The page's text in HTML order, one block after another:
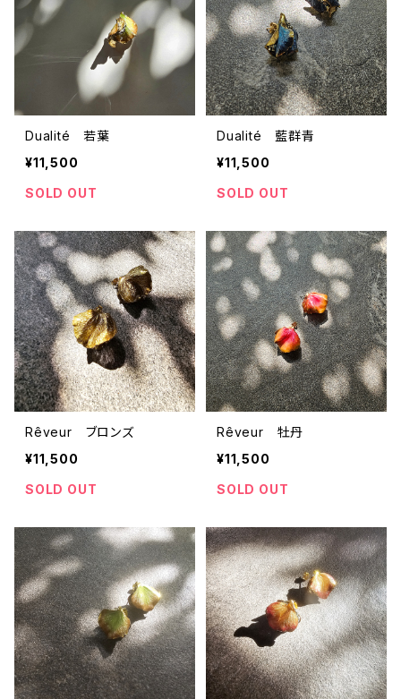
Dualité 若葉
¥11,500
SOLD OUT
Dualité 藍群青
¥11,500
SOLD OUT
Rêveur ブロンズ
¥11,500
SOLD OUT
Rêveur 牡丹
¥11,500
SOLD OUT